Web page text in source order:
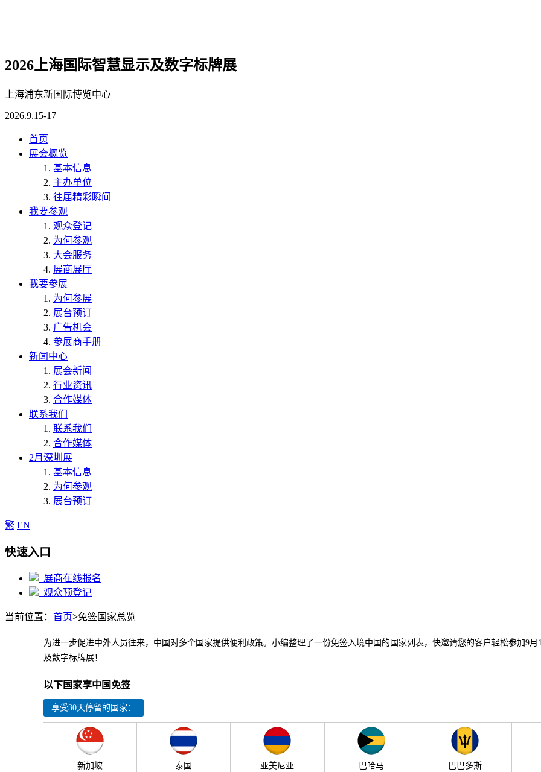
2026上海国际智慧显示及数字标牌展
上海浦东新国际博览中心
2026.9.15-17
首页
展会概览
基本信息
主办单位
往届精彩瞬间
我要参观
观众登记
为何参观
大会服务
展商展厅
我要参展
为何参展
展台预订
广告机会
参展商手册
新闻中心
展会新闻
行业资讯
合作媒体
联系我们
联系我们
合作媒体
2月深圳展
基本信息
为何参观
展台预订
繁 EN
快速入口
展商在线报名
观众预登记
当前位置： 首页>免签国家总览
为进一步促进中外人员往来，中国对多个国家提供便利政策。小编整理了一份免签入境中国的国家列表，快邀请您的客户轻松参加9
及数字标牌展！
以下国家享中国免签
享受30天停留的国家：
新加坡 泰国 亚美尼亚 巴哈马 巴巴多斯